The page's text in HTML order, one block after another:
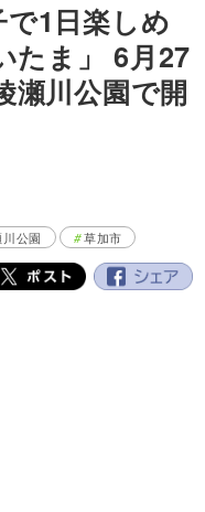
1日楽しめ
たま」 6月27
瀬川公園で開
公園 草加市